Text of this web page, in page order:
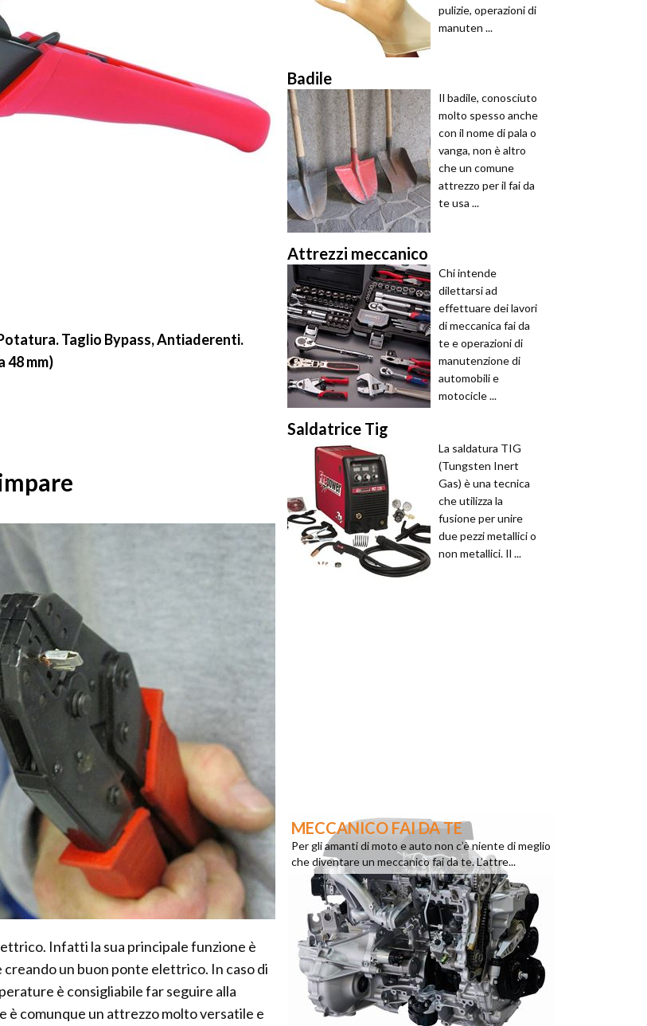
Taglio Bypass, Antiaderenti.
48 mm)
Infatti la sua principale funzione è
un buon ponte elettrico. In caso di
è consigliabile far seguire alla
è comunque un attrezzo molto versatile e
pulizie, operazioni di
manuten ...
Badile
Il badile, conosciuto
molto spesso anche
con il nome di pala o
vanga, non è altro
che un comune
attrezzo per il fai da
te usa ...
Attrezzi meccanico
Chi intende
dilettarsi ad
effettuare dei lavori
di meccanica fai da
te e operazioni di
manutenzione di
automobili e
motocicle ...
Saldatrice Tig
La saldatura TIG
(Tungsten Inert
Gas) è una tecnica
che utilizza la
fusione per unire
due pezzi metallici o
non metallici. Il ...
MECCANICO FAI DA TE
Per gli amanti di moto e auto non c’è niente di meglio
che diventare un meccanico fai da te. L’attre...